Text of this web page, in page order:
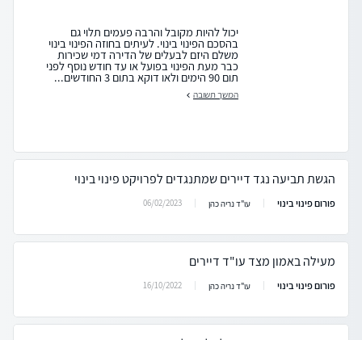
יכול להיות מקובל והרבה פעמים תלוי גם
בהסכם הפינוי בינוי. לעיתים בחוזה הפינוי בינוי
משלם היזם לבעלים של הדירה דמי שכירות
כבר מעת הפינוי בפועל או עד חודש נוסף לפני
תום 90 הימים ולאו דוקא בתום 3 החודשים...
המשך תשובה
הגשת תביעה נגד דיירים שמתנגדים לפרויקט פינוי בינוי
פורום פינוי בינוי עו"ד נריה כהן 06/02/2023
מעילה באמון מצד עו"ד דיירים
פורום פינוי בינוי עו"ד נריה כהן 16/10/2022